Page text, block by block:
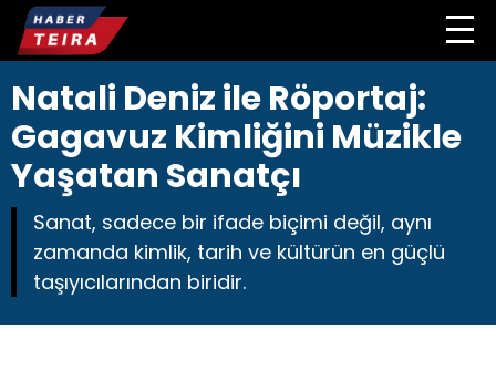
Natali Deniz ile Röportaj:
Gagavuz Kimliğini Müzikle
Yaşatan Sanatçı
Sanat, sadece bir ifade biçimi değil, aynı
zamanda kimlik, tarih ve kültürün en güçlü
taşıyıcılarından biridir.